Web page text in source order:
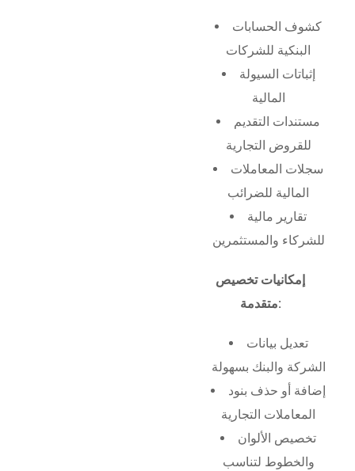
كشوف الحسابات
البنكية للشركات
إثباتات السيولة
المالية
مستندات التقديم
للقروض التجارية
سجلات المعاملات
المالية للضرائب
تقارير مالية
للشركاء والمستثمرين
إمكانيات تخصيص
متقدمة:
تعديل بيانات
الشركة والبنك بسهولة
إضافة أو حذف بنود
المعاملات التجارية
تخصيص الألوان
والخطوط لتناسب